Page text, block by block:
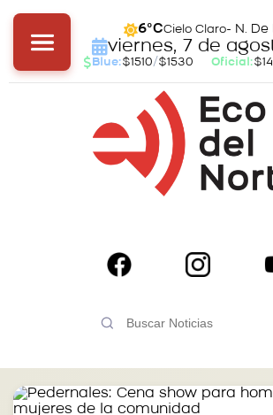
6°CCielo Claro- N. De
viernes, 7 de
Blue:$1510/$1530 Oficial: